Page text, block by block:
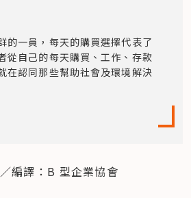
的一員，每天的購買選擇代表了
從自己的每天購買、工作、存款
在認同那些幫助社會及環境解決
編譯：B 型企業協會